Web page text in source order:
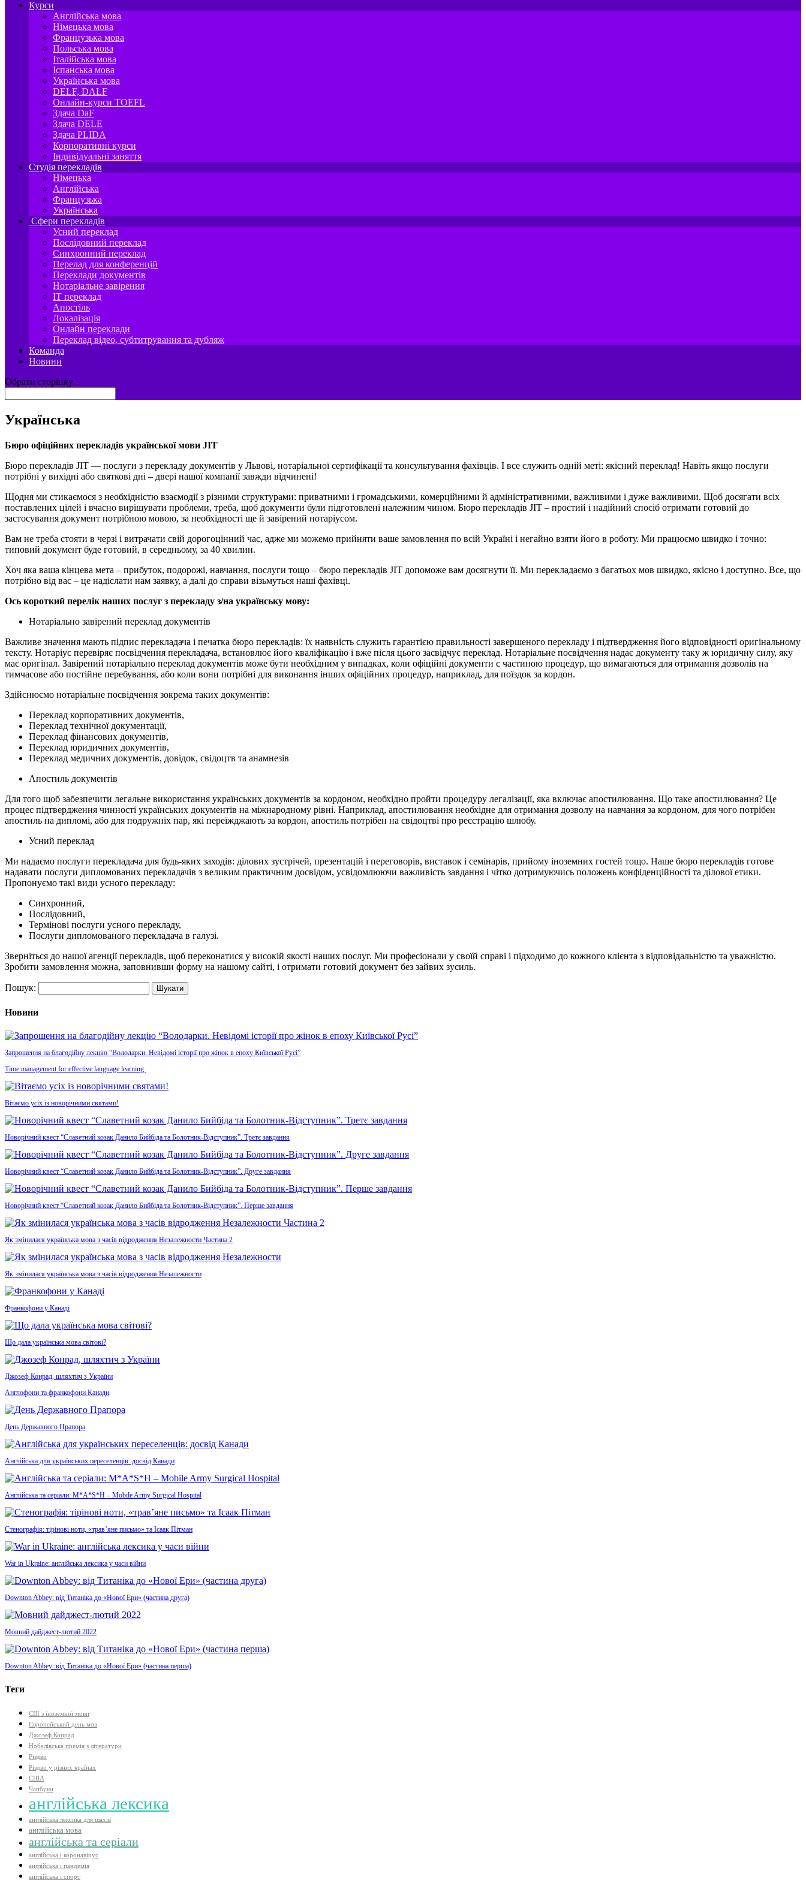
Курси
Англійська мова
Німецька мова
Французька мова
Польська мова
Італійська мова
Іспанська мова
Українська мова
DELF, DALF
Онлайн-курси TOEFL
Здача DaF
Здача DELE
Здача PLIDA
Корпоративні курси
Індивідуальні заняття
Студія перекладів
Німецька
Англійська
Французька
Українська
Сфери перекладів
Усний переклад
Послідовний переклад
Синхронний переклад
Перелад для конференцій
Переклади документів
Нотаріальне завірення
IT переклад
Апостіль
Локалізація
Онлайн переклади
Переклад відео, субтитрування та дубляж
Команда
Новини
Обрати сторінку
Українська
Бюро офіційних перекладів української мови JIT
Бюро перекладів JIT — послуги з перекладу документів у Львові, нотаріальної сертифікації та консультування фахівців. І все служить одній меті: якісний переклад! Навіть якщо послуги
потрібні у вихідні або святкові дні – двері нашої компанії завжди відчинені!
Щодня ми стикаємося з необхідністю взаємодії з різними структурами: приватними і громадськими, комерційними й адміністративними, важливими і дуже важливими. Щоб досягати всіх
поставлених цілей і вчасно вирішувати проблеми, треба, щоб документи були підготовлені належним чином. Бюро перекладів JIT – простий і надійний спосіб отримати готовий до
застосування документ потрібною мовою, за необхідності ще й завірений нотаріусом.
Вам не треба стояти в черзі і витрачати свій дорогоцінний час, адже ми можемо прийняти ваше замовлення по всій Україні і негайно взяти його в роботу. Ми працюємо швидко і точно:
типовий документ буде готовий, в середньому, за 40 хвилин.
Хоч яка ваша кінцева мета – прибуток, подорожі, навчання, послуги тощо – бюро перекладів JIT допоможе вам досягнути її. Ми перекладаємо з багатьох мов швидко, якісно і доступно. Все, що
потрібно від вас – це надіслати нам заявку, а далі до справи візьмуться наші фахівці.
Ось короткий перелік наших послуг з перекладу з/на українську мову:
Нотаріально завірений переклад документів
Важливе значення мають підпис перекладача і печатка бюро перекладів: їх наявність служить гарантією правильності завершеного перекладу і підтвердження його відповідності оригінальному
тексту. Нотаріус перевіряє посвідчення перекладача, встановлює його кваліфікацію і вже після цього засвідчує переклад. Нотаріальне посвідчення надає документу таку ж юридичну силу, яку
має оригінал. Завірений нотаріально переклад документів може бути необхідним у випадках, коли офіційні документи є частиною процедур, що вимагаються для отримання дозволів на
тимчасове або постійне перебування, або коли вони потрібні для виконання інших офіційних процедур, наприклад, для поїздок за кордон.
Здійснюємо нотаріальне посвідчення зокрема таких документів:
Переклад корпоративних документів,
Переклад технічної документації,
Переклад фінансових документів,
Переклад юридичних документів,
Переклад медичних документів, довідок, свідоцтв та анамнезів
Апостиль документів
Для того щоб забезпечити легальне використання українських документів за кордоном, необхідно пройти процедуру легалізації, яка включає апостилювання. Що таке апостилювання? Це
процес підтвердження чинності українських документів на міжнародному рівні. Наприклад, апостилювання необхідне для отримання дозволу на навчання за кордоном, для чого потрібен
апостиль на дипломі, або для подружніх пар, які переїжджають за кордон, апостиль потрібен на свідоцтві про реєстрацію шлюбу.
Усний переклад
Ми надаємо послуги перекладача для будь-яких заходів: ділових зустрічей, презентацій і переговорів, виставок і семінарів, прийому іноземних гостей тощо. Наше бюро перекладів готове
надавати послуги дипломованих перекладачів з великим практичним досвідом, усвідомлюючи важливість завдання і чітко дотримуючись положень конфіденційності та ділової етики.
Пропонуємо такі види усного перекладу:
Синхронний,
Послідовний,
Термінові послуги усного перекладу,
Послуги дипломованого перекладача в галузі.
Зверніться до нашої агенції перекладів, щоб переконатися у високій якості наших послуг. Ми професіонали у своїй справі і підходимо до кожного клієнта з відповідальністю та уважністю.
Зробити замовлення можна, заповнивши форму на нашому сайті, і отримати готовий документ без зайвих зусиль.
Пошук:
Новини
Запрошення на благодійну лекцію “Володарки. Невідомі історії про жінок в епоху Київської Русі”
Time management for effective language learning.
Вітаємо усіх із новорічними святами!
Новорічний квест “Славетний козак Данило Бийбіда та Болотник-Відступник”. Третє завдання
Новорічний квест “Славетний козак Данило Бийбіда та Болотник-Відступник”. Друге завдання
Новорічний квест “Славетний козак Данило Бийбіда та Болотник-Відступник”. Перше завдання
Як змінилася українська мова з часів відродження Незалежности Частина 2
Як змінилася українська мова з часів відродження Незалежности
Франкофони у Канаді
Що дала українська мова світові?
Джозеф Конрад, шляхтич з України
Англофони та франкофони Канади
День Державного Прапора
Англійська для українських переселенців: досвід Канади
Англійська та серіали: M*A*S*H – Mobile Army Surgical Hospital
Стенографія: тірінові ноти, «трав’яне письмо» та Ісаак Пітман
War in Ukraine: англійська лексика у часи війни
Downton Abbey: від Титаніка до «Нової Ери» (частина друга)
Мовний дайджест-лютий 2022
Downton Abbey: від Титаніка до «Нової Ери» (частина перша)
Теги
ЄВІ з іноземної мови
Європейський день мов
Джозеф Конрад
Нобелівська премія з літератури
Різдво
Різдво у різних країнах
США
Чапбуки
англійська лексика
англійська лексика для шахів
англійська мова
англійська та серіали
англійська і коронавірус
англійська і пандемія
англійська і спорт